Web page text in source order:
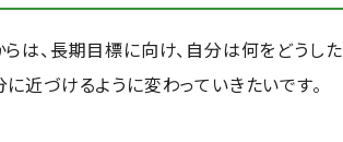
らは、長期目標に向け、自分は何をどうし
に近づけるように変わっていきたいです。